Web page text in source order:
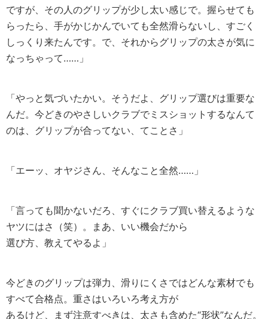
ですが、その人のグリップが少し太い感じで。握らせても
らったら、手がかじかんでいても全然滑らないし、すごく
しっくり来たんです。で、それからグリップの太さが気に
なっちゃって……」
「やっと気づいたかい。そうだよ、グリップ選びは重要な
んだ。今どきのやさしいクラブでミスショットするなんて
のは、グリップが合ってない、てことさ」
「エーッ、オヤジさん、そんなこと全然……」
「言っても聞かないだろ、すぐにクラブ買い替えるような
ヤツにはさ（笑）。まあ、いい機会だから
選び方、教えてやるよ」
今どきのグリップは弾力、滑りにくさではどんな素材でも
すべて合格点。重さはいろいろ考え方が
あるけど、まず注意すべきは、太さも含めた“形状”なんだ。